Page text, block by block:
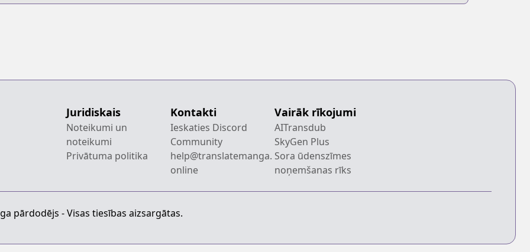
Juridiskais
Noteikumi un
noteikumi
Privātuma politika
Kontakti
Ieskaties Discord
Community
help@translatemanga.
online
Vairāk rīkojumi
AITransdub
SkyGen Plus
Sora ūdenszīmes
noņemšanas rīks
pārdodējs - Visas tiesības aizsargātas.